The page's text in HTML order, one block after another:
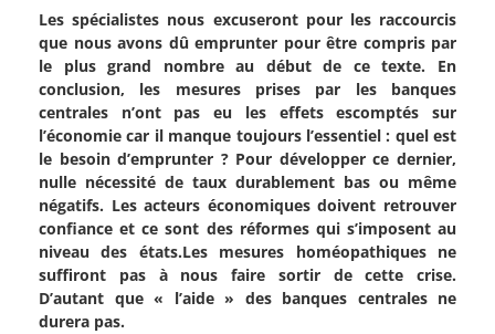
Les spécialistes nous excuseront pour les raccourcis
que nous avons dû emprunter pour être compris par
le plus grand nombre au début de ce texte. En
conclusion, les mesures prises par les banques
centrales n’ont pas eu les effets escomptés sur
l’économie car il manque toujours l’essentiel : quel est
le besoin d’emprunter ? Pour développer ce dernier,
nulle nécessité de taux durablement bas ou même
négatifs. Les acteurs économiques doivent retrouver
confiance et ce sont des réformes qui s’imposent au
niveau des états.Les mesures homéopathiques ne
suffiront pas à nous faire sortir de cette crise.
D’autant que « l’aide » des banques centrales ne
durera pas.